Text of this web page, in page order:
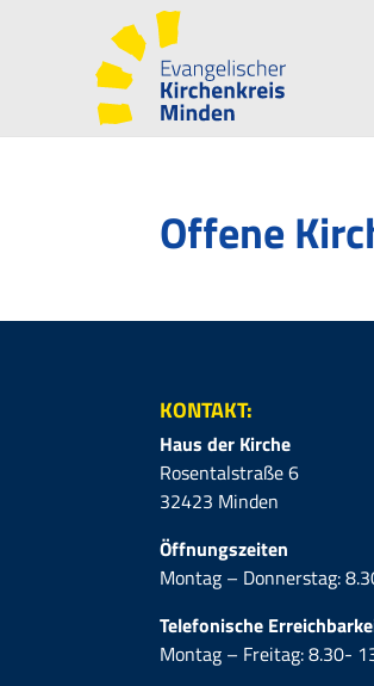
Offene
KONTAKT:
Haus der Kirche
Rosentalstraße 6
32423 Minden
Öffnungszeiten
Montag – Donnerstag:
Telefonische
Montag – Freitag: 8.30-